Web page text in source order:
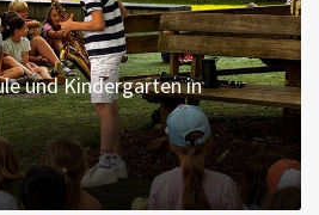
und Kindergarten in